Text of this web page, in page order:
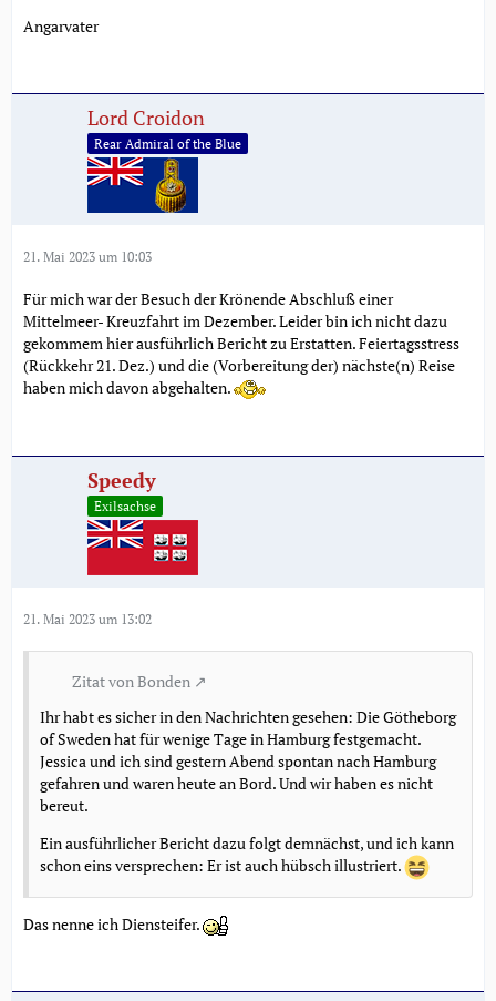
Angarvater
Lord Croidon
Rear Admiral of the Blue
21. Mai 2023 um 10:03
Für mich war der Besuch der Krönende Abschluß einer
Mittelmeer- Kreuzfahrt im Dezember. Leider bin ich nicht dazu
gekommem hier ausführlich Bericht zu Erstatten. Feiertagsstress
(Rückkehr 21. Dez.) und die (Vorbereitung der) nächste(n) Reise
haben mich davon abgehalten.
Speedy
Exilsachse
21. Mai 2023 um 13:02
Zitat von Bonden
Ihr habt es sicher in den Nachrichten gesehen: Die Götheborg
of Sweden hat für wenige Tage in Hamburg festgemacht.
Jessica und ich sind gestern Abend spontan nach Hamburg
gefahren und waren heute an Bord. Und wir haben es nicht
bereut.
Ein ausführlicher Bericht dazu folgt demnächst, und ich kann
schon eins versprechen: Er ist auch hübsch illustriert.
Das nenne ich Diensteifer.